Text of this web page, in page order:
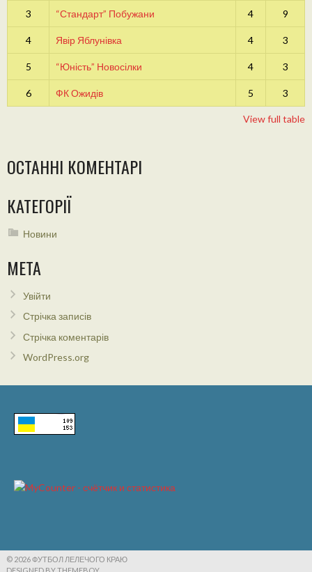
3 “Стандарт” Побужани 4 9
4 Явір Яблунівка 4 3
5 “Юність” Новосілки 4 3
6 ФК Ожидів 5 3
View full table
ОСТАННІ КОМЕНТАРІ
КАТЕГОРІЇ
Новини
МЕТА
Увійти
Стрічка записів
Стрічка коментарів
WordPress.org
© 2026 ФУТБОЛ ЛЕЛЕЧОГО КРАЮ